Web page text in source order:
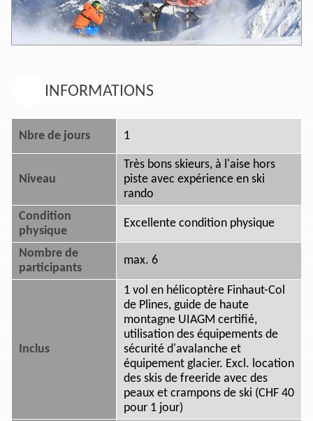
INFORMATIONS
Nbre de jours 1
Niveau
Très bons skieurs, à l'aise hors
piste avec expérience en ski
rando
Condition
physique
Excellente condition physique
Nombre de
participants
max. 6
Inclus
1 vol en hélicoptère Finhaut-Col
de Plines, guide de haute
montagne UIAGM certifié,
utilisation des équipements de
sécurité d'avalanche et
équipement glacier. Excl. location
des skis de freeride avec des
peaux et crampons de ski (CHF 40
pour 1 jour)